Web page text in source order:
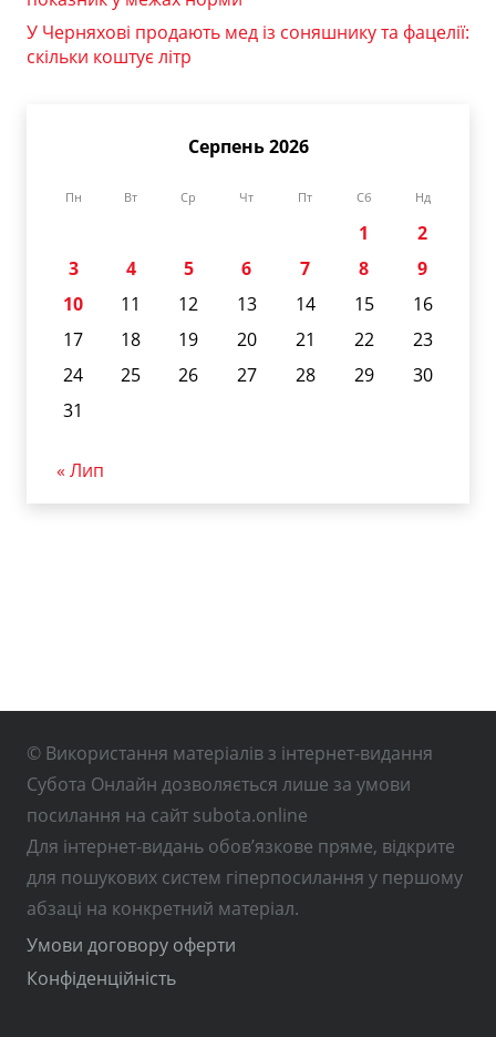
У Черняхові продають мед із соняшнику та фацелії:
скільки коштує літр
Серпень 2026
Пн Вт Ср Чт Пт Сб Нд
1
2
3
4 5 6 7 8
9
10
11 12 13 14 15
16
17
18 19 20 21 22
23
24
25 26 27 28 29
30
31
« Лип
© Використання матеріалів з інтернет-видання
Субота Онлайн дозволяється лише за умови
посилання на сайт subota.online
Для інтернет-видань обов’язкове пряме, відкрите
для пошукових систем гіперпосилання у першому
абзаці на конкретний матеріал.
Умови договору оферти
Конфіденційність